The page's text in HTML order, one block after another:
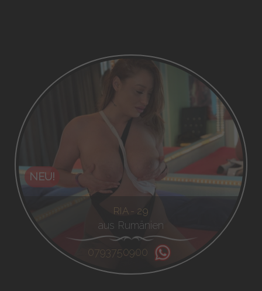
NEU!
RIA - 29
aus Rumänien
0793750900